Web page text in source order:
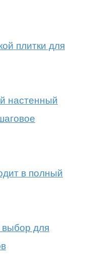
плитки для
настенный
в полный
для